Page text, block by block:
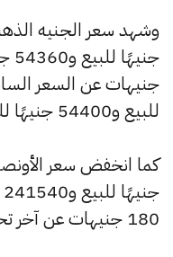
للبيع و54400 جنيهًا للشراء.
180 جنيهات عن آخر تحديث في مصر 365.